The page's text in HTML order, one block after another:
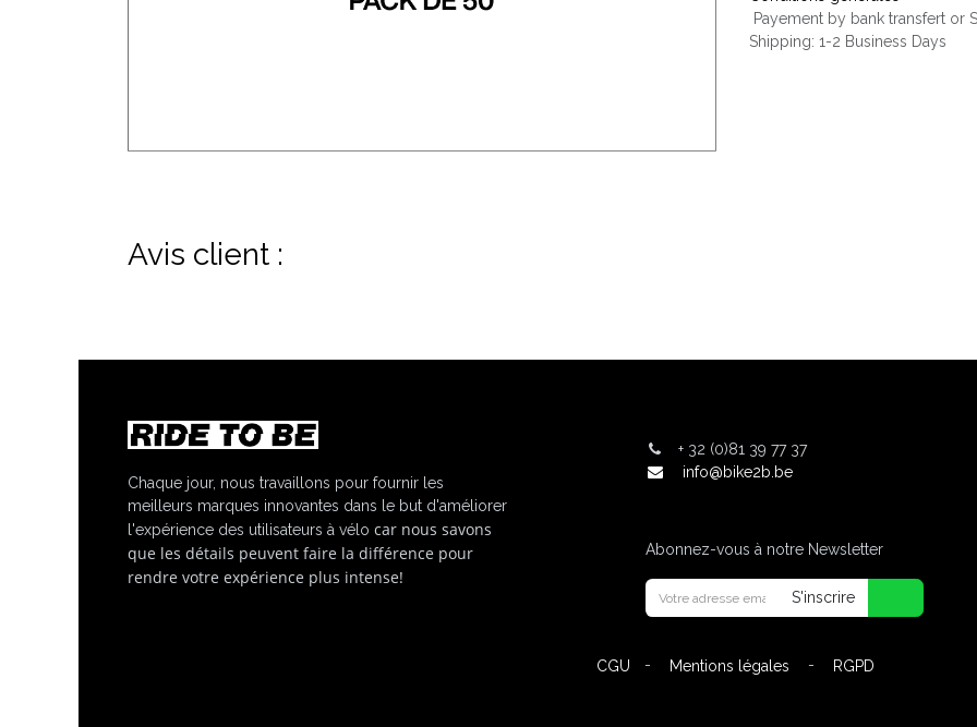
Payement by bank transfert or
Shipping: 1-2 Business Days
Avis client :
Chaque jour, nous travaillons pour fournir les
meilleurs marques innovantes dans le but d'améliorer
l'expérience des utilisateurs à vélo car nous savons
que les détails peuvent faire la différence pour
rendre votre expérience plus intense!
+ 32 (0)81 39 77 37
info@bike2b.be
Abonnez-vous à notre Newsletter
S'inscrire
CGU - Mentions légales - RGPD